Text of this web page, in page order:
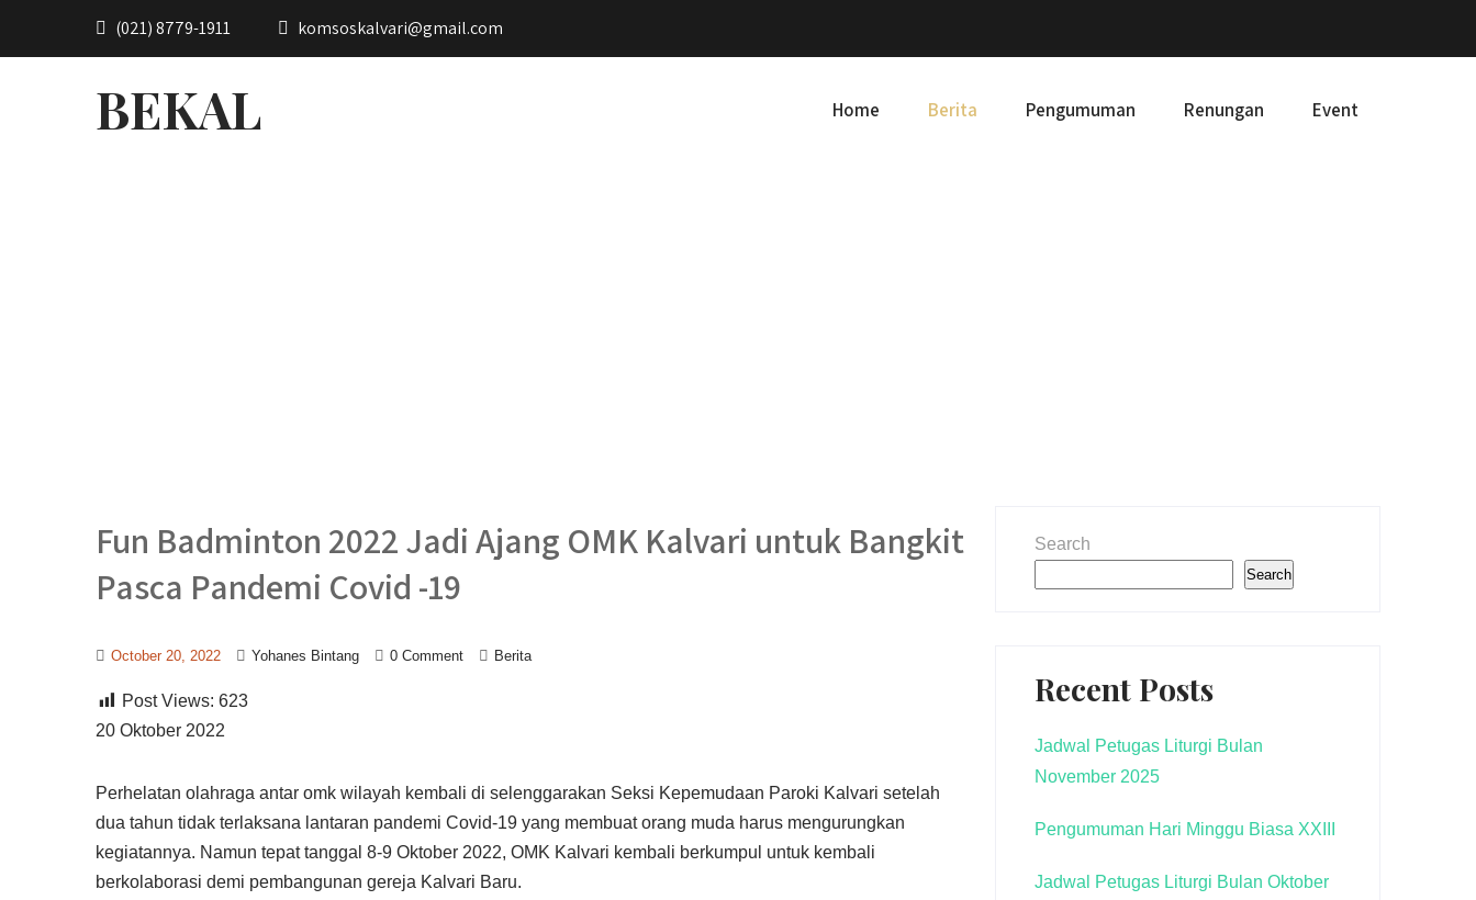
(021) 8779-1911 komsoskalvari@gmail.com
BEKAL Home Berita Pengumuman Renungan Event
Fun Badminton 2022 Jadi Ajang OMK Kalvari untuk Bangkit
Pasca Pandemi Covid -19
October 20, 2022 Yohanes Bintang 0 Comment Berita
Post Views: 623
20 Oktober 2022
Perhelatan olahraga antar omk wilayah kembali di selenggarakan Seksi Kepemudaan Paroki Kalvari setelah
dua tahun tidak terlaksana lantaran pandemi Covid-19 yang membuat orang muda harus mengurungkan
kegiatannya. Namun tepat tanggal 8-9 Oktober 2022, OMK Kalvari kembali berkumpul untuk kembali
berkolaborasi demi pembangunan gereja Kalvari Baru.
Search
Search
Recent Posts
Jadwal Petugas Liturgi Bulan
November 2025
Pengumuman Hari Minggu Biasa XXIII
Jadwal Petugas Liturgi Bulan Oktober